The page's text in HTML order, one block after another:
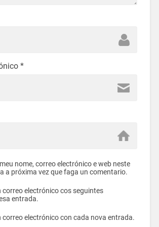
*
nome, correo electrónico e web neste
a próxima vez que faga un comentario.
correo electrónico cos seguintes
entrada.
correo electrónico con cada nova entrada.